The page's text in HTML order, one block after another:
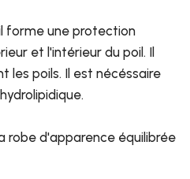
forme une protection
et l'intérieur du poil. Il
les poils. Il est nécéssaire
robe d'apparence équilibrée